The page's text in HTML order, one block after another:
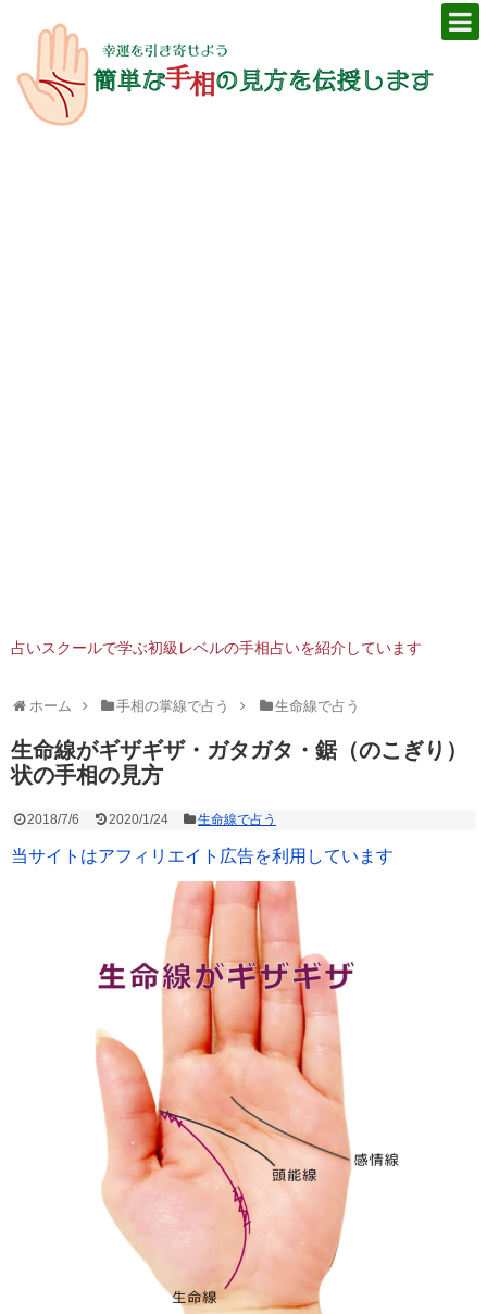
占いスクールで学ぶ初級レベルの手相占いを紹介しています
ホーム 手相の掌線で占う 生命線で占う
生命線がギザギザ・ガタガタ・鋸（のこぎり）
状の手相の見方
2018/7/6 2020/1/24 生命線で占う
当サイトはアフィリエイト広告を利用しています